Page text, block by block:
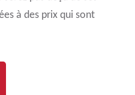
à des prix qui sont